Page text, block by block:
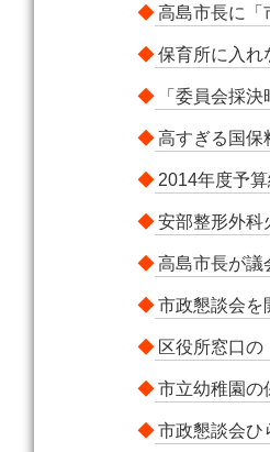
◆高島市長に「
◆保育所に入れ
◆ 「委員会採
◆高すぎる国保
◆ 2014年度予
◆安部整形外科
◆高島市長が議
◆市政懇談会を
◆ 区役所窓口
◆市立幼稚園の
◆市政懇談会ひ